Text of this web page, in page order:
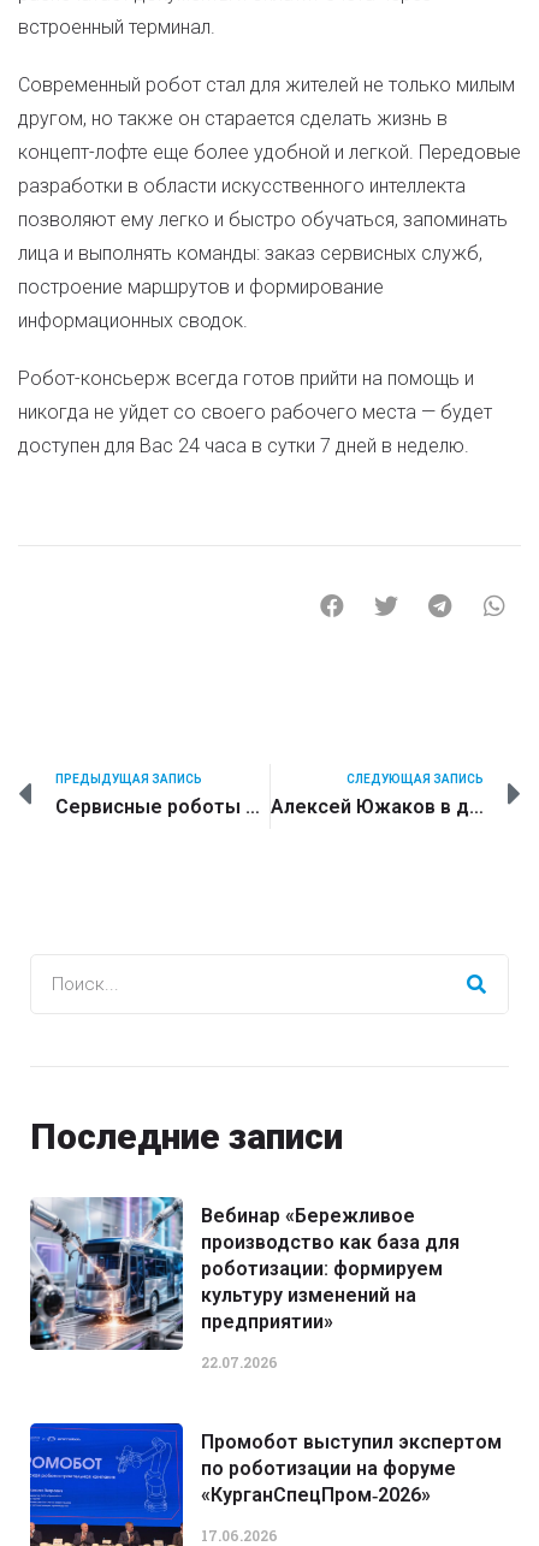
встроенный терминал.
Современный робот стал для жителей не только милым
другом, но также он старается сделать жизнь в
концепт-лофте еще более удобной и легкой. Передовые
разработки в области искусственного интеллекта
позволяют ему легко и быстро обучаться, запоминать
лица и выполнять команды: заказ сервисных служб,
построение маршрутов и формирование
информационных сводок.
Робот-консьерж всегда готов прийти на помощь и
никогда не уйдет со своего рабочего места — будет
доступен для Вас 24 часа в сутки 7 дней в неделю.
ПРЕДЫДУЩАЯ ЗАПИСЬ
Сервисные роботы на службе у человека
СЛЕДУЮЩАЯ ЗАПИСЬ
Алексей Южаков в декабрьском номере InStyle
Последние записи
Вебинар «Бережливое
производство как база для
роботизации: формируем
культуру изменений на
предприятии»
22.07.2026
Промобот выступил экспертом
по роботизации на форуме
«КурганСпецПром‑2026»
17.06.2026